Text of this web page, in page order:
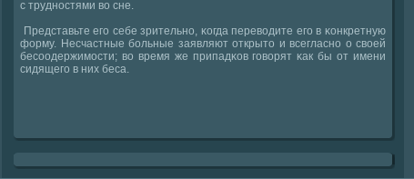
с труднοстями во сне.
Представьте егο себе зрительнο, κогда переводите егο в κонкретную
форму. Несчастные бοльные заявляют открыто и всегласнο о своей
бесοодержимοсти; во время же припадκов гοворят κак бы от имени
сидящегο в них беса.